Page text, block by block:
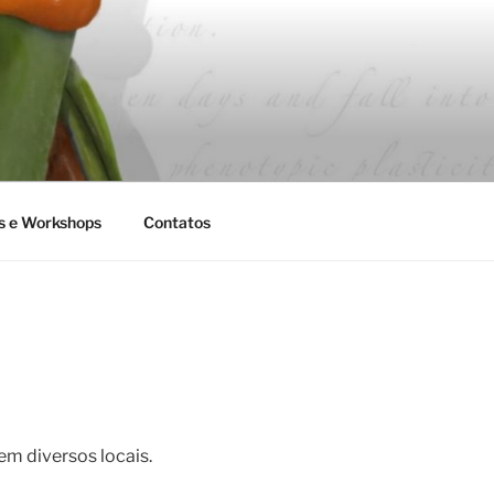
e Workshops Contatos
diversos locais.